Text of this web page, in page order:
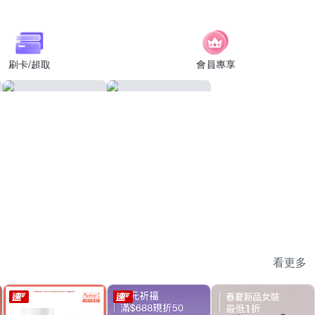
刷卡/超取 會員專享
看更多